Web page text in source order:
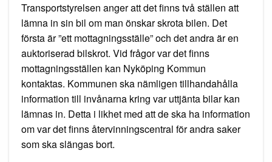
Transportstyrelsen anger att det finns två ställen att
lämna in sin bil om man önskar skrota bilen. Det
första är ”ett mottagningsställe” och det andra är en
auktoriserad bilskrot. Vid frågor var det finns
mottagningsställen kan Nyköping Kommun
kontaktas. Kommunen ska nämligen tillhandahålla
information till invånarna kring var uttjänta bilar kan
lämnas in. Detta i likhet med att de ska ha information
om var det finns återvinningscentral för andra saker
som ska slängas bort.